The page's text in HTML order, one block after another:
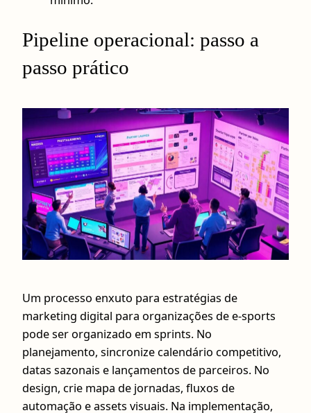
Pipeline operacional: passo a
passo prático
Um processo enxuto para estratégias de
marketing digital para organizações de e-sports
pode ser organizado em sprints. No
planejamento, sincronize calendário competitivo,
datas sazonais e lançamentos de parceiros. No
design, crie mapa de jornadas, fluxos de
automação e assets visuais. Na implementação,